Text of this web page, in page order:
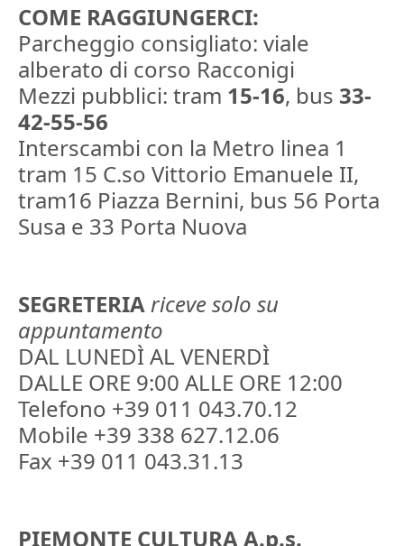
COME RAGGIUNGERCI:
Parcheggio consigliato: viale
alberato di corso Racconigi
Mezzi pubblici: tram 15-16, bus 33-
42-55-56
Interscambi con la Metro linea 1
tram 15 C.so Vittorio Emanuele II,
tram16 Piazza Bernini, bus 56 Porta
Susa e 33 Porta Nuova
SEGRETERIAriceve solo su
appuntamento
DAL LUNEDÌ AL VENERDÌ
DALLE ORE 9:00 ALLE ORE 12:00
Telefono +39 011 043.70.12
Mobile +39 338 627.12.06
Fax +39 011 043.31.13
PIEMONTE CULTURA A.p.s.